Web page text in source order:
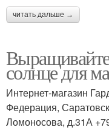
читать дальше →
солнце для
Интернет-магазин
Федерация,
Ломоносова, д.31А